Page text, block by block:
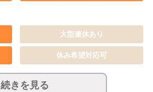
大型連休あり
休み希望対応可
週休2日制
続きを見る